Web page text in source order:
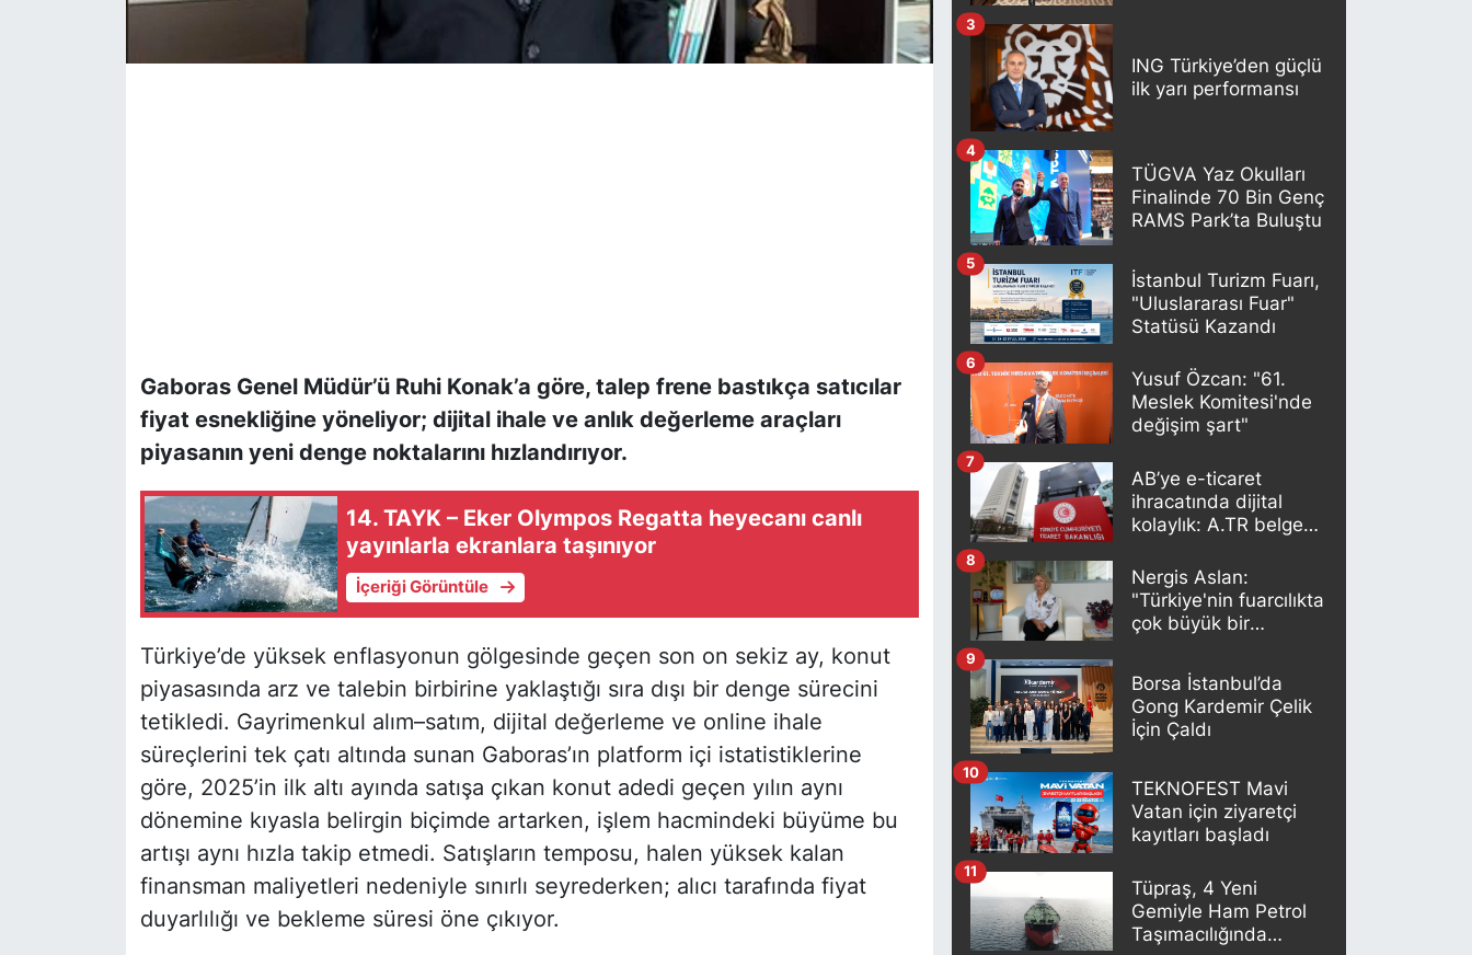
Gaboras Genel Müdür’ü Ruhi Konak’a göre, talep frene bastıkça satıcılar
fiyat esnekliğine yöneliyor; dijital ihale ve anlık değerleme araçları
piyasanın yeni denge noktalarını hızlandırıyor.
14. TAYK – Eker Olympos Regatta heyecanı canlı
yayınlarla ekranlara taşınıyor
İçeriği Görüntüle
Türkiye’de yüksek enflasyonun gölgesinde geçen son on sekiz ay, konut
piyasasında arz ve talebin birbirine yaklaştığı sıra dışı bir denge sürecini
tetikledi. Gayrimenkul alım–satım, dijital değerleme ve online ihale
süreçlerini tek çatı altında sunan Gaboras’ın platform içi istatistiklerine
göre, 2025’in ilk altı ayında satışa çıkan konut adedi geçen yılın aynı
dönemine kıyasla belirgin biçimde artarken, işlem hacmindeki büyüme bu
artışı aynı hızla takip etmedi. Satışların temposu, halen yüksek kalan
finansman maliyetleri nedeniyle sınırlı seyrederken; alıcı tarafında fiyat
duyarlılığı ve bekleme süresi öne çıkıyor.
ING Türkiye’den güçlü
ilk yarı performansı
3
TÜGVA Yaz Okulları
Finalinde 70 Bin Genç
RAMS Park’ta Buluştu
4
İstanbul Turizm Fuarı,
"Uluslararası Fuar"
Statüsü Kazandı
5
Yusuf Özcan: "61.
Meslek Komitesi'nde
değişim şart"
6
AB’ye e-ticaret
ihracatında dijital
kolaylık: A.TR belgesi
oluşturuluyor
7
Nergis Aslan:
"Türkiye'nin fuarcılıkta
çok büyük bir
8
Borsa İstanbul’da
Gong Kardemir Çelik
İçin Çaldı
9
TEKNOFEST Mavi
Vatan için ziyaretçi
kayıtları başladı
10
Tüpraş, 4 Yeni
Gemiyle Ham Petrol
Taşımacılığında
11